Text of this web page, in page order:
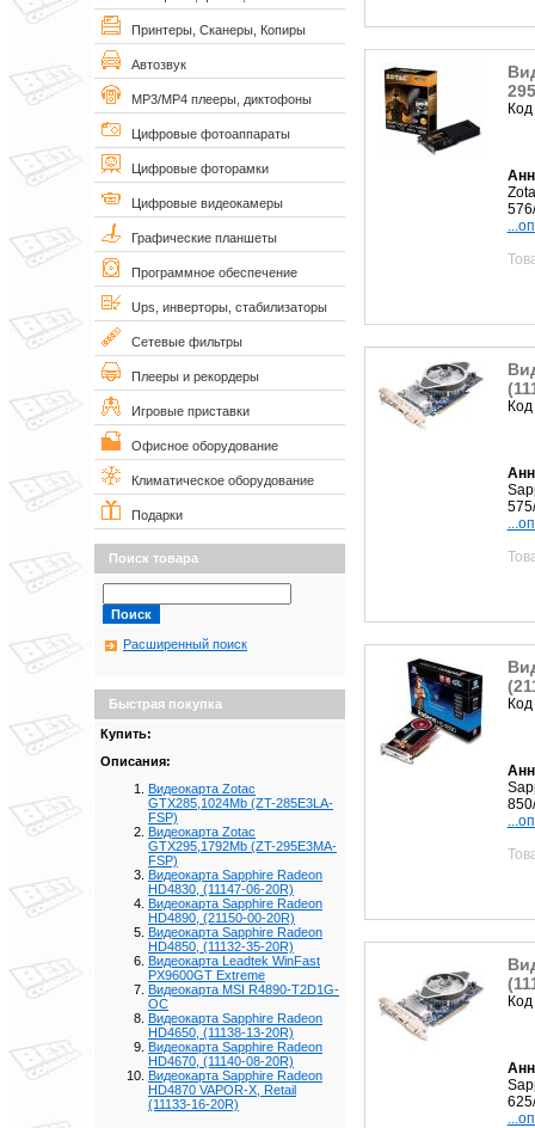
Принтеры, Сканеры, Копиры
Автозвук
MP3/MP4 плееры, диктофоны
Цифровые фотоаппараты
Цифровые фоторамки
Цифровые видеокамеры
Графические планшеты
Программное обеспечение
Ups, инверторы, стабилизаторы
Сетевые фильтры
Плееры и рекордеры
Игровые приставки
Офисное оборудование
Климатическое оборудование
Подарки
Поиск товара
Расширенный поиск
Быстрая покупка
Купить:
Описания:
Видеокарта Zotac
GTX285,1024Mb (ZT-285E3LA-
FSP)
Видеокарта Zotac
GTX295,1792Mb (ZT-295E3MA-
FSP)
Видеокарта Sapphire Radeon
HD4830, (11147-06-20R)
Видеокарта Sapphire Radeon
HD4890, (21150-00-20R)
Видеокарта Sapphire Radeon
HD4850, (11132-35-20R)
Видеокарта Leadtek WinFast
PX9600GT Extreme
Видеокарта MSI R4890-T2D1G-
OC
Видеокарта Sapphire Radeon
HD4650, (11138-13-20R)
Видеокарта Sapphire Radeon
HD4670, (11140-08-20R)
Видеокарта Sapphire Radeon
HD4870 VAPOR-X, Retail
(11133-16-20R)